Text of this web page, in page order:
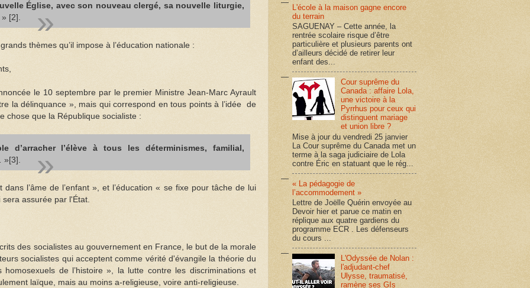
Église, avec son nouveau clergé, sa nouvelle liturgie,
» [2].
thèmes qu’il impose à l’éducation nationale :
le 10 septembre par le premier Ministre Jean-Marc Ayrault
la délinquance », mais qui correspond en tous points à l’idée de
chose que la République socialiste :
d’arracher l’élève à tous les déterminismes, familial,
»[3].
l’âme de l’enfant », et l’éducation « se fixe pour tâche de lui
assurée par l'État.
des socialistes au gouvernement en France, le but de la morale
socialistes qui acceptent comme vérité d'évangile la théorie du
homosexuels de l’histoire », la lutte contre les discriminations et
laïque, mais au moins a-religieuse, voire anti-religieuse.
L'école à la maison gagne encore
du terrain
SAGUENAY – Cette année, la
rentrée scolaire risque d’être
particulière et plusieurs parents ont
d’ailleurs décidé de retirer leur
enfant des...
Cour suprême du
Canada : affaire Lola,
une victoire à la
Pyrrhus pour ceux qui
distinguent mariage
et union libre ?
Mise à jour du vendredi 25 janvier
La Cour suprême du Canada met un
terme à la saga judiciaire de Lola
contre Éric en statuant que le rég...
« La pédagogie de
l’accommodement »
Lettre de Joëlle Quérin envoyée au
Devoir hier et parue ce matin en
réplique aux quatre gardiens du
programme ECR . Les défenseurs
du cours ...
L'Odyssée de Nolan :
l'adjudant-chef
Ulysse, traumatisé,
ramène ses GIs